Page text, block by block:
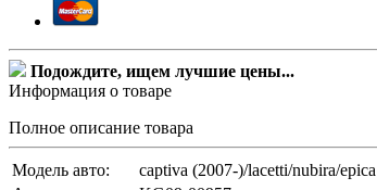
Подождите, ищем лучшие цены...
Информация о товаре
Полное описание товара
Модель авто:
captiva (2007-)/lacetti/nubira/epica